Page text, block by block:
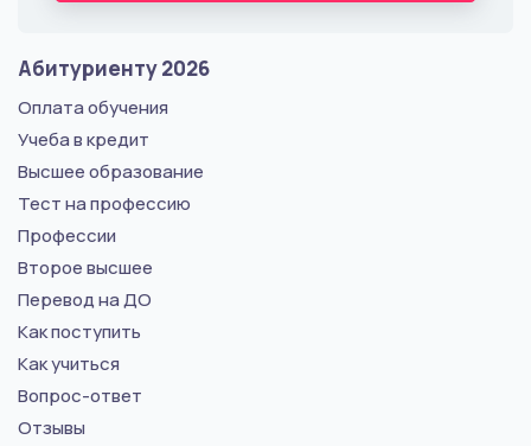
Абитуриенту 2026
Оплата обучения
Учеба в кредит
Высшее образование
Тест на профессию
Профессии
Второе высшее
Перевод на ДО
Как поступить
Как учиться
Вопрос-ответ
Отзывы